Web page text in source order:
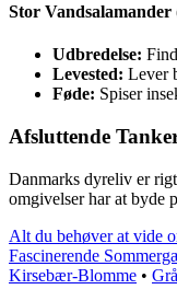
Stor
Udbredelse:
Levested: Lever
Føde: Spiser
Afsluttende
Danmarks dyreliv er
omgivelser har at byde
Alt du behøver at vide
Fascinerende
Kirsebær-Blomme •